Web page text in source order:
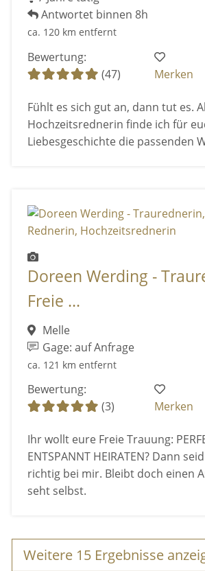
Antwortet binnen 8h
ca. 120 km entfernt
Bewertung:
(47)
Merken
Fühlt es sich gut an, dann tut es.
Hochzeitsrednerin finde ich für
Liebesgeschichte die passenden
Doreen Werding -
Freie ...
Melle
Gage: auf Anfrage
ca. 121 km entfernt
Bewertung:
(3)
Merken
Ihr wollt eure Freie Trauung:
ENTSPANNT HEIRATEN? Dann
richtig bei mir. Bleibt doch einen
seht selbst.
Weitere 15 Ergebnisse